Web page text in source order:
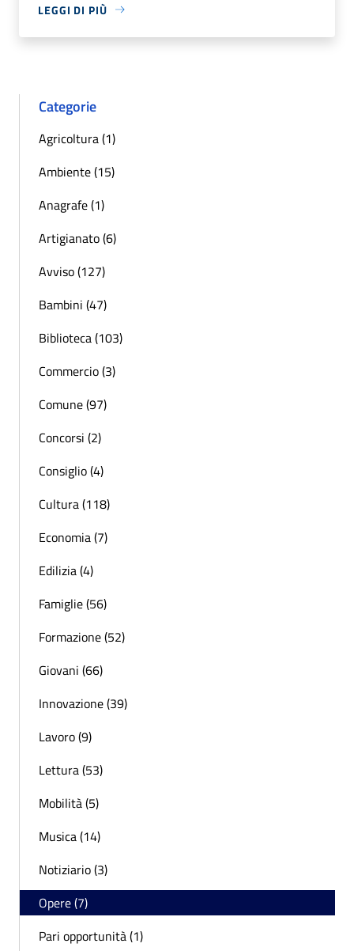
LEGGI DI PIÙ
Categorie
Agricoltura (1)
Ambiente (15)
Anagrafe (1)
Artigianato (6)
Avviso (127)
Bambini (47)
Biblioteca (103)
Commercio (3)
Comune (97)
Concorsi (2)
Consiglio (4)
Cultura (118)
Economia (7)
Edilizia (4)
Famiglie (56)
Formazione (52)
Giovani (66)
Innovazione (39)
Lavoro (9)
Lettura (53)
Mobilità (5)
Musica (14)
Notiziario (3)
Opere (7)
Pari opportunità (1)